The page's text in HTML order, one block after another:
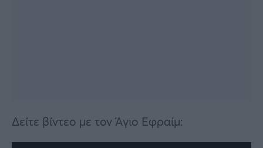
Δείτε βίντεο με τον Άγιο Εφραίμ: